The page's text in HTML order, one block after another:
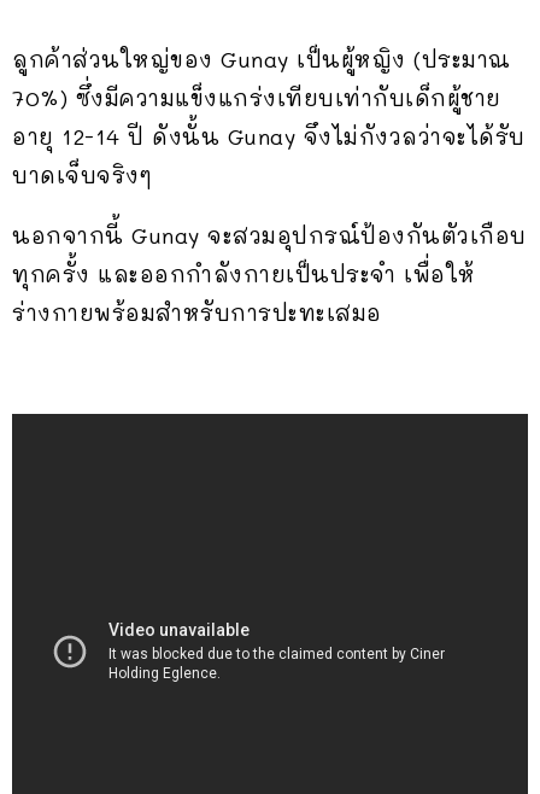
ลูกค้าส่วนใหญ่ของ Gunay เป็นผู้หญิง (ประมาณ
70%) ซึ่งมีความแข็งแกร่งเทียบเท่ากับเด็กผู้ชาย
อายุ 12-14 ปี ดังนั้น Gunay จึงไม่กังวลว่าจะได้รับ
บาดเจ็บจริงๆ
นอกจากนี้ Gunay จะสวมอุปกรณ์ป้องกันตัวเกือบ
ทุกครั้ง และออกกำลังกายเป็นประจำ เพื่อให้
ร่างกายพร้อมสำหรับการปะทะเสมอ